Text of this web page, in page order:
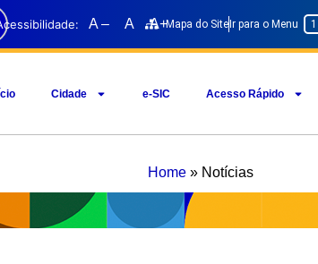
A – A A+Mapa do Site Ir para o Menu 1
Cidade e-SIC Acesso Rápido
Home » Notícias